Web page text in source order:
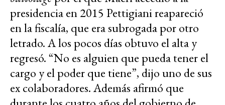
presidencia en 2015 Pettigiani reapareció
en la fiscalía, que era subrogada por otro
letrado. A los pocos días obtuvo el alta y
regresó. “No es alguien que pueda tener el
cargo y el poder que tiene”, dijo uno de sus
ex colaboradores. Además afirmó que